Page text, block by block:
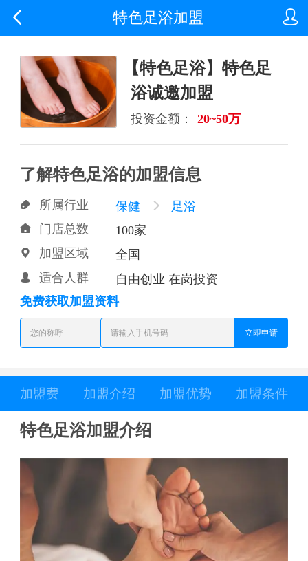

 特色足浴加盟
【特色足浴】特色足
浴诚邀加盟
投资金额： 20~50万
了解特色足浴的加盟信息
 所属行业 保健  足浴
 门店总数 100家
 加盟区域 全国
 适合人群
自由创业 在岗投资
免费获取加盟资料
立即申请
加盟费 加盟介绍 加盟优势 加盟条件
特色足浴加盟介绍